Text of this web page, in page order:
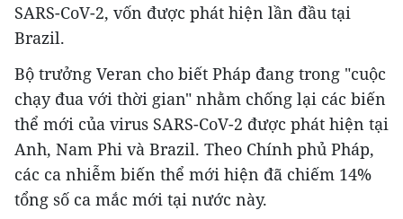
SARS-CoV-2, vốn được phát hiện lần đầu tại
Brazil.
Bộ trưởng Veran cho biết Pháp đang trong "cuộc
chạy đua với thời gian" nhằm chống lại các biến
thể mới của virus SARS-CoV-2 được phát hiện tại
Anh, Nam Phi và Brazil. Theo Chính phủ Pháp,
các ca nhiễm biến thể mới hiện đã chiếm 14%
tổng số ca mắc mới tại nước này.